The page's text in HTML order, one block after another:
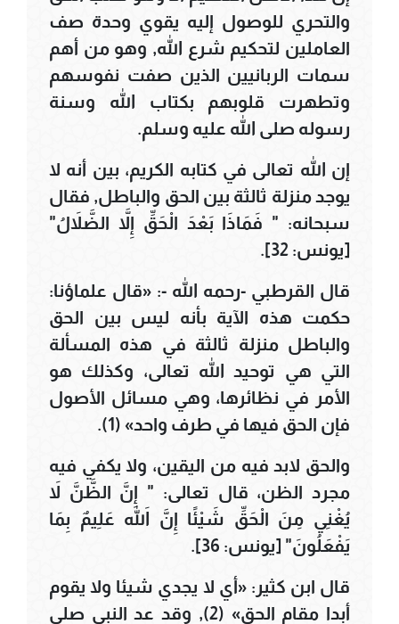
والتحري للوصول إليه يقوي وحدة صف
العاملين لتحكيم شرع الله, وهو من أهم
سمات الربانيين الذين صفت نفوسهم
وتطهرت قلوبهم بكتاب الله وسنة
رسوله صلى الله عليه وسلم.
إن الله تعالى في كتابه الكريم، بين أنه لا
يوجد منزلة ثالثة بين الحق والباطل, فقال
سبحانه: " فَمَاذَا بَعْدَ الْحَقِّ إِلاَّ الضَّلاَلُ"
[يونس: 32].
قال القرطبي -رحمه الله -: «قال علماؤنا:
حكمت هذه الآية بأنه ليس بين الحق
والباطل منزلة ثالثة في هذه المسألة
التي هي توحيد الله تعالى، وكذلك هو
الأمر في نظائرها، وهي مسائل الأصول
فإن الحق فيها في طرف واحد» (1).
والحق لابد فيه من اليقين، ولا يكفي فيه
مجرد الظن، قال تعالى: " إِنَّ الظَّنَّ لاَ
يُغْنِي مِنَ الْحَقِّ شَيْئًا إِنَّ اللهَ عَلِيمٌ بِمَا
يَفْعَلُونَ" [يونس: 36].
قال ابن كثير: «أي لا يجدي شيئا ولا يقوم
أبدا مقام الحق» (2), وقد عد النبي صلى